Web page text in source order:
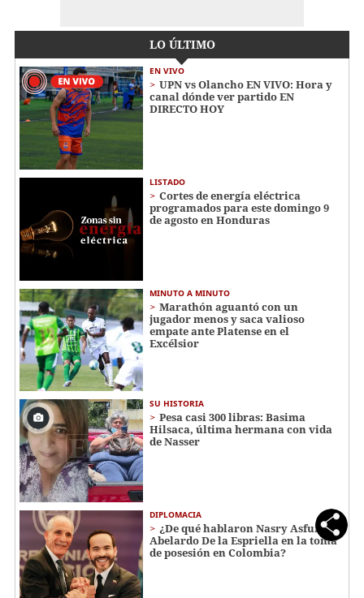
LO ÚLTIMO
EN VIVO
UPN vs Olancho EN VIVO: Hora y
canal dónde ver partido EN
DIRECTO HOY
LISTADO
Cortes de energía eléctrica
programados para este domingo 9
de agosto en Honduras
MINUTO A MINUTO
Marathón aguantó con un
jugador menos y saca valioso
empate ante Platense en el
Excélsior
SU HISTORIA
Pesa casi 300 libras: Basima
Hilsaca, última hermana con vida
de Nasser
DIPLOMACIA
¿De qué hablaron Nasry Asfura y
Abelardo De la Espriella en la toma
de posesión en Colombia?